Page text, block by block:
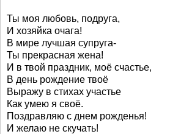
Ты моя любовь, подруга,
И хозяйка очага!
В мире лучшая супруга-
Ты прекрасная жена!
И в твой праздник, моё счастье,
В день рождение твоё
Выражу в стихах участье
Как умею я своё.
Поздравляю с днем рожденья!
И желаю не скучать!